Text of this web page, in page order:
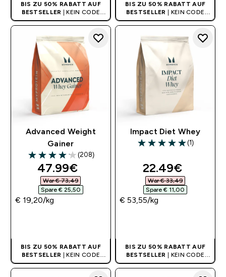
BIS ZU 50% RABATT AUF
BESTSELLER
| KEIN CODE
BENÖTIGT
BIS ZU 50% RABATT AUF
BESTSELLER
| KEIN CODE
BENÖTIGT
Advanced Weight
Gainer
4.13 out of 5 stars
(208)
discounted price
47.99€‎
War € 73,49‎
Spare € 25,50‎
€ 19,20‎/kg
BIS ZU 50% RABATT AUF
BESTSELLER | KEIN CODE
BENÖTIGT
Impact Diet Whey
5 out of 5 stars
(1)
discounted
22.49€‎
War € 33,49‎
Spare € 11,00‎
€ 53,55‎/kg
BIS ZU 50% RABATT AUF
BESTSELLER | KEIN CODE
BENÖTIGT